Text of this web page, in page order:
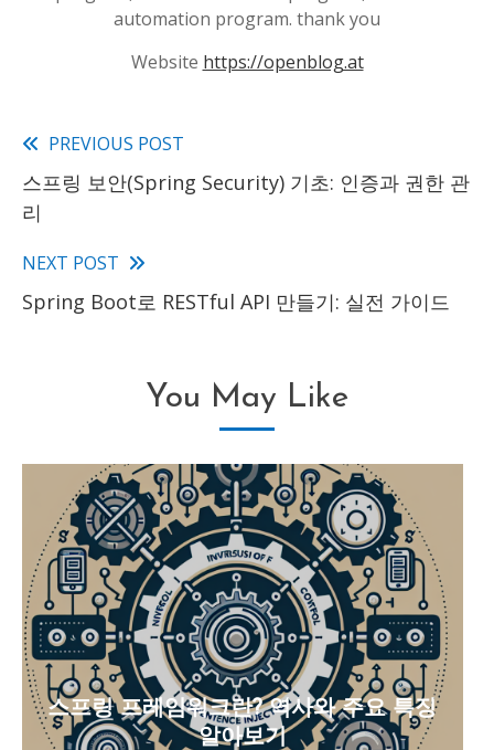
automation program. thank you
Website https://openblog.at
Read
more
PREVIOUS POST
스프링 보안(Spring Security) 기초: 인증과 권한 관
리
NEXT POST
Spring Boot로 RESTful API 만들기: 실전 가이드
You May Like
스프링 프레임워크란? 역사와 주요 특징
알아보기